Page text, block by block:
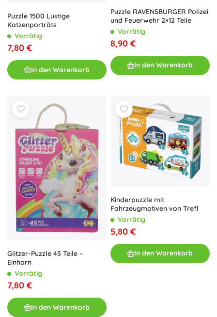
Puzzle 1500 Lustige
Katzenporträts
Vorrätig
7,80 €
In den Warenkorb
Puzzle RAVENSBURGER Polizei
und Feuerwehr 2×12 Teile
Vorrätig
8,90 €
In den Warenkorb
Glitzer-Puzzle 45 Teile –
Einhorn
Vorrätig
7,80 €
In den Warenkorb
Kinderpuzzle mit
Fahrzeugmotiven von Trefl
Vorrätig
5,80 €
In den Warenkorb